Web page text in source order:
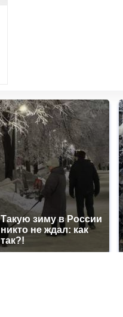
Такую зиму в России
никто не ждал: как
так?!